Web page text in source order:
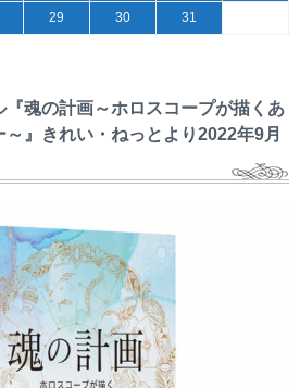
29 30
31
『魂の計画～ホロスコープが描くあ
』きれい・ねっとより2022年9月